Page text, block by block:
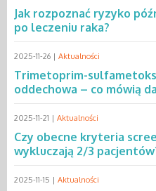
Jak rozpoznać ryzyko
po leczeniu raka?
2025-11-26 | Aktualności
Trimetoprim-
oddechowa – co mówią
2025-11-21 | Aktualności
Czy obecne kryteria
wykluczają 2/3
2025-11-15 | Aktualności